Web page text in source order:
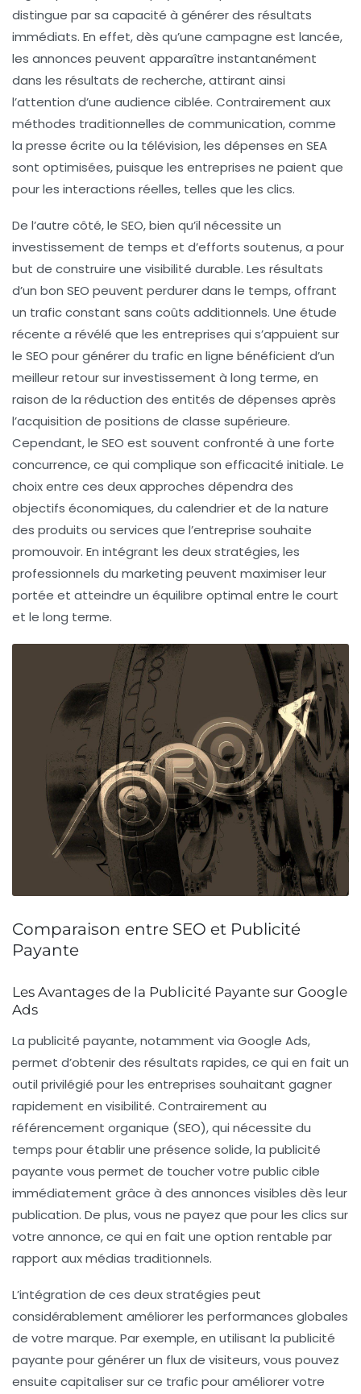
distingue par sa capacité à générer des résultats
immédiats. En effet, dès qu’une campagne est lancée,
les annonces peuvent apparaître instantanément
dans les résultats de recherche, attirant ainsi
l’attention d’une audience ciblée. Contrairement aux
méthodes traditionnelles de communication, comme
la presse écrite ou la télévision, les dépenses en SEA
sont optimisées, puisque les entreprises ne paient que
pour les interactions réelles, telles que les clics.
De l’autre côté, le SEO, bien qu’il nécessite un
investissement de temps et d’efforts soutenus, a pour
but de construire une visibilité durable. Les résultats
d’un bon SEO peuvent perdurer dans le temps, offrant
un trafic constant sans coûts additionnels. Une étude
récente a révélé que les entreprises qui s’appuient sur
le SEO pour générer du trafic en ligne bénéficient d’un
meilleur retour sur investissement à long terme, en
raison de la réduction des entités de dépenses après
l’acquisition de positions de classe supérieure.
Cependant, le SEO est souvent confronté à une forte
concurrence, ce qui complique son efficacité initiale. Le
choix entre ces deux approches dépendra des
objectifs économiques, du calendrier et de la nature
des produits ou services que l’entreprise souhaite
promouvoir. En intégrant les deux stratégies, les
professionnels du marketing peuvent maximiser leur
portée et atteindre un équilibre optimal entre le court
et le long terme.
Comparaison entre SEO et Publicité
Payante
Les Avantages de la Publicité Payante sur Google
Ads
La publicité payante, notamment via Google Ads,
permet d’obtenir des résultats rapides, ce qui en fait un
outil privilégié pour les entreprises souhaitant gagner
rapidement en visibilité. Contrairement au
référencement organique (SEO), qui nécessite du
temps pour établir une présence solide, la publicité
payante vous permet de toucher votre public cible
immédiatement grâce à des annonces visibles dès leur
publication. De plus, vous ne payez que pour les clics sur
votre annonce, ce qui en fait une option rentable par
rapport aux médias traditionnels.
L’intégration de ces deux stratégies peut
considérablement améliorer les performances globales
de votre marque. Par exemple, en utilisant la publicité
payante pour générer un flux de visiteurs, vous pouvez
ensuite capitaliser sur ce trafic pour améliorer votre